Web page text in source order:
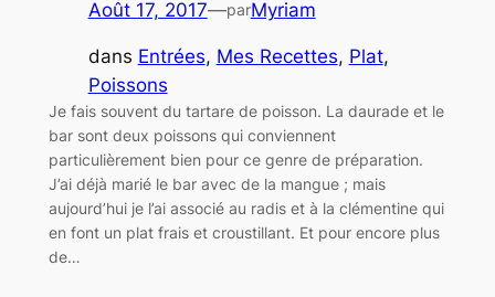
Août 17, 2017—parMyriam
dans Entrées, Mes Recettes, Plat
Poissons
Je fais souvent du tartare de poisson. La daurade et le
bar sont deux poissons qui conviennent
particulièrement bien pour ce genre de préparation.
J’ai déjà marié le bar avec de la mangue ; mais
aujourd’hui je l’ai associé au radis et à la clémentine qui
en font un plat frais et croustillant. Et pour encore plus
de…